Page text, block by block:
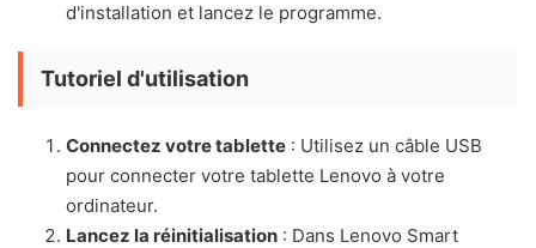
d'installation et lancez le programme.
Tutoriel d'utilisation
Connectez votre tablette : Utilisez un câble USB
pour connecter votre tablette Lenovo à votre
ordinateur.
Lancez la réinitialisation : Dans Lenovo Smart